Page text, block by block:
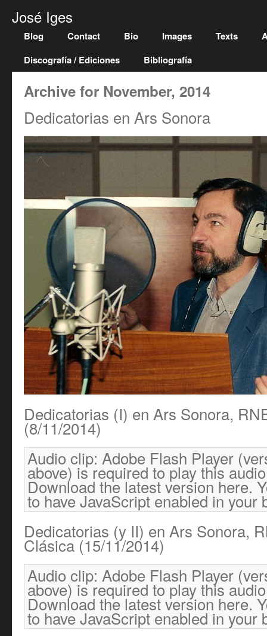
José Iges
Blog Contact Bio Images Texts
Discografía / Ediciones
Bibliografía
Archive for November, 2014
Dedicatorias en Ars Sonora
Dedicatorias (I) en Ars Sonora,
(8/11/2014)
Audio clip: Adobe Flash Player
above) is required to play this
Download the latest versionhere.
to have JavaScript enabled in your
Dedicatorias (y II) en Ars Sonora,
Clásica (15/11/2014)
Audio clip: Adobe Flash Player
above) is required to play this
Download the latest versionhere.
to have JavaScript enabled in your